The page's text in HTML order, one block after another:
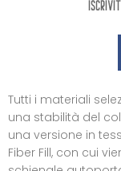
Tutti i materiali
una stabilità del
una versione in
Fiber Fill, con cui